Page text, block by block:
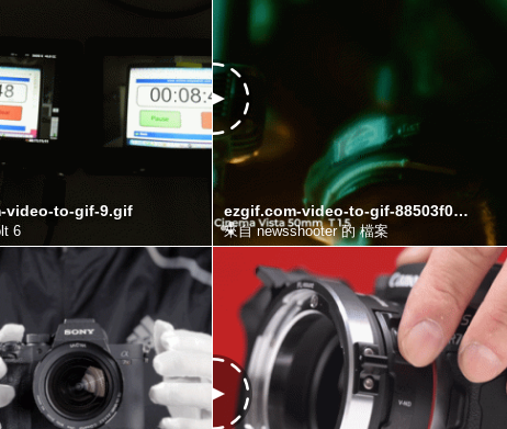
video-to-gif-9.gif
6
ezgif.com-video-to-gif-88503f084de6775d6.gif
來自 newsshooter 的 檔案